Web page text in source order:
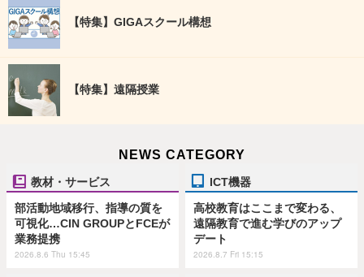
【特集】GIGAスクール構想
【特集】遠隔授業
NEWS CATEGORY
教材・サービス
部活動地域移行、指導の質を
可視化…CIN GROUPとFCEが
業務提携
2026.8.6 Thu 15:45
ICT機器
高校教育はここまで変わる、
遠隔教育で進む学びのアップ
デート
2026.8.7 Fri 15:15